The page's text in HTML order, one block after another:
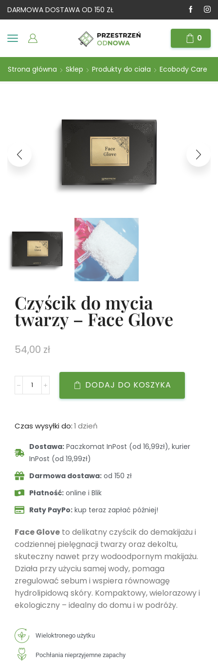
DARMOWA DOSTAWA OD 150 ZŁ
0
Strona główna Sklep Produkty do ciała Ecobody Care
Czyścik do mycia
twarzy – Face Glove
54,00 zł
DODAJ DO KOSZYKA
Czas wysyłki do:1 dzień
Dostawa: Paczkomat InPost (od 16,99zł), kurier
InPost (od 19,99zł)
Darmowa dostawa: od 150 zł
Płatność: online i Blik
Raty PayPo: kup teraz zapłać później!
Face Glove to delikatny czyścik do demakijażu i
codziennej pielęgnacji twarzy oraz dekoltu,
skuteczny nawet przy wodoodpornym makijażu.
Działa przy użyciu samej wody, pomaga
zregulować sebum i wspiera równowagę
hydrolipidową skóry. Kompaktowy, wielorazowy i
ekologiczny – idealny do domu i w podróży.
Wieloktronego użytku
Pochłania nieprzyjemne zapachy